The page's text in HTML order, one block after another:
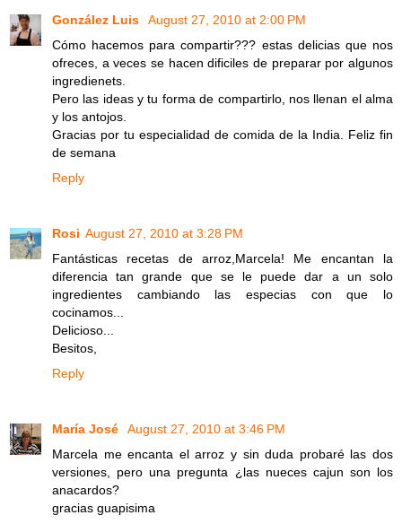
González Luis
August 27, 2010 at 2:00 PM
Cómo hacemos para compartir??? estas delicias que nos
ofreces, a veces se hacen dificiles de preparar por algunos
ingredienets.
Pero las ideas y tu forma de compartirlo, nos llenan el alma
y los antojos.
Gracias por tu especialidad de comida de la India. Feliz fin
de semana
Reply
Rosi August 27, 2010 at 3:28 PM
Fantásticas recetas de arroz,Marcela! Me encantan la
diferencia tan grande que se le puede dar a un solo
ingredientes cambiando las especias con que lo
cocinamos...
Delicioso...
Besitos,
Reply
María José
August 27, 2010 at 3:46 PM
Marcela me encanta el arroz y sin duda probaré las dos
versiones, pero una pregunta ¿las nueces cajun son los
anacardos?
gracias guapisima